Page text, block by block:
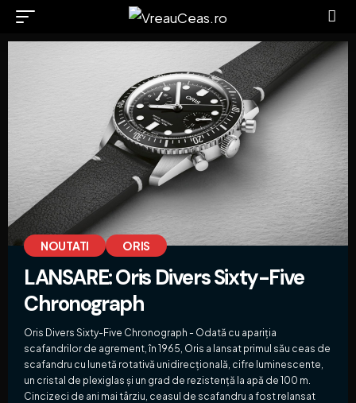
NOUTATI ORIS
LANSARE: Oris Divers Sixty-Five
Chronograph
Oris Divers Sixty-Five Chronograph - Odată cu apariția
scafandrilor de agrement, în 1965, Oris a lansat primul său ceas de
scafandru cu lunetă rotativă unidirecțională, cifre luminescente,
un cristal de plexiglas și un grad de rezistență la apă de 100 m.
Cincizeci de ani mai târziu, ceasul de scafandru a fost relansat